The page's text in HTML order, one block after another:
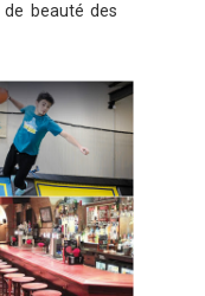
beauté des